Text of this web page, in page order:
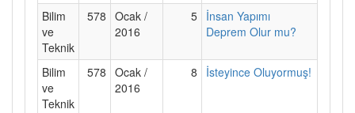
Bilim
ve
Teknik
578 Ocak /
2016
5 İnsan Yapımı
Deprem Olur mu?
Bilim
ve
Teknik
578 Ocak /
2016
8 İsteyince Oluyormuş!